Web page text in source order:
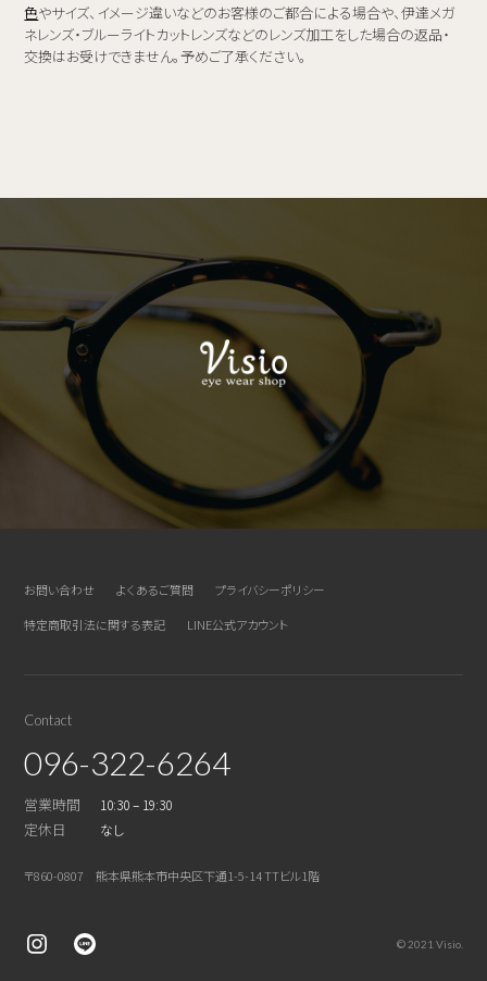
色やサイズ、イメージ違いなどのお客様のご都合による場合や、伊達メガ
ネレンズ・ブルーライトカットレンズなどのレンズ加工をした場合の返品・
交換はお受けできません。予めご了承ください。
お問い合わせ よくあるご質問
プライバシーポリシー
特定商取引法に関する表記
LINE公式アカウント
Contact
096-322-6264
営業時間 10:30 – 19:30
定休日 なし
〒860-0807 熊本県熊本市中央区下通1-5-14 TTビル1階
© 2021 Visio.